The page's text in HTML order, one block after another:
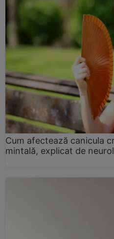
Cum afectează canicula
mintală, explicat de